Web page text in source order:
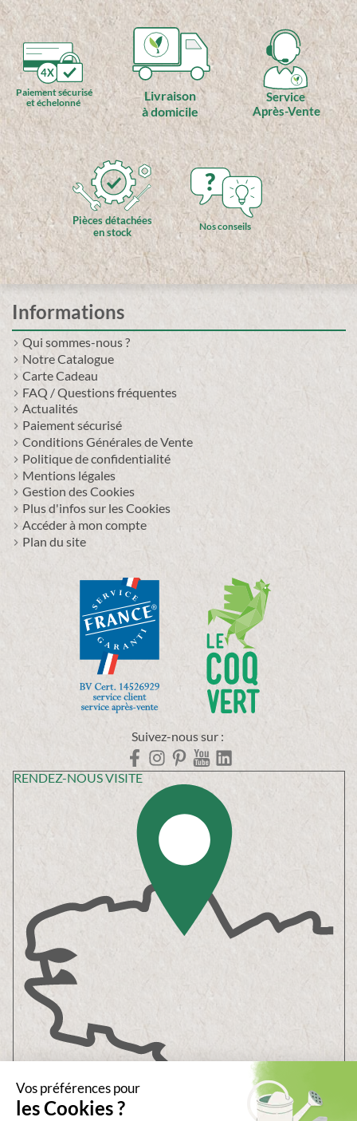
4X
Paiement sécurisé
et échelonné
Livraison
à domicile
Service
Après-Vente
Pièces détachées
en stock
?
Nos conseils
Informations
Qui sommes-nous ?
Notre Catalogue
Carte Cadeau
FAQ / Questions fréquentes
Actualités
Paiement sécurisé
Conditions Générales de Vente
Politique de confidentialité
Mentions légales
Gestion des Cookies
Plus d'infos sur les Cookies
Accéder à mon compte
Plan du site
Suivez-nous sur :
RENDEZ-NOUS VISITE